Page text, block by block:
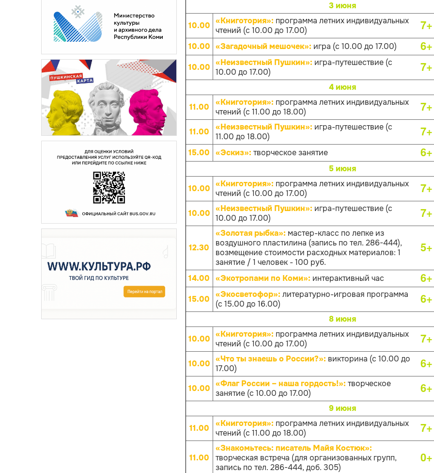
3 июня
10.00 «Книготория»: программа летних индивидуальных
чтений (с 10.00 до 17.00)
7+
10.00 «Загадочный мешочек»: игра (с 10.00 до 17.00) 6+
10.00 «Неизвестный Пушкин»: игра-путешествие (с
10.00 до 17.00)
7+
4 июня
11.00
«Книготория»: программа летних индивидуальных
чтений (с 11.00 до 18.00)
7+
11.00
«Неизвестный Пушкин»: игра-путешествие (с
11.00 до 18.00)
7+
15.00
«Эскиз»: творческое занятие 6+
5 июня
10.00 «Книготория»: программа летних индивидуальных
чтений (с 10.00 до 17.00)
7+
10.00 «Неизвестный Пушкин»: игра-путешествие (с
10.00 до 17.00)
7+
12.30
«Золотая рыбка»: мастер-класс по лепке из
воздушного пластилина (запись по тел. 286-444),
возмещение стоимости расходных материалов: 1
занятие / 1 человек - 100 руб.
5+
14.00 «Экотропами по Коми»: интерактивный час 6+
15.00 «Экосветофор»: литературно-игровая программа
(с 15.00 до 16.00)
6+
8 июня
10.00 «Книготория»: программа летних индивидуальных
чтений (с 10.00 до 17.00)
7+
10.00 «Что ты знаешь о России?»: викторина (с 10.00 до
17.00)
6+
10.00 «Флаг России – наша гордость!»: творческое
занятие (с 10.00 до 17.00)
6+
9 июня
11.00
«Книготория»: программа летних индивидуальных
чтений (с 11.00 до 18.00)
7+
11.00
«Знакомьтесь: писатель Майя Костюк»:
творческая встреча (для организованных групп,
запись по тел. 286-444, доб. 305)
0+